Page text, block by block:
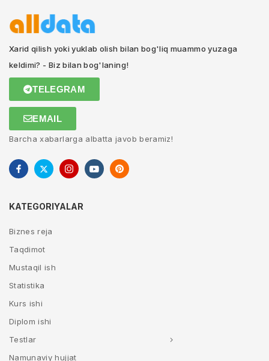
Xarid qilish yoki yuklab olish bilan bog'liq muammo yuzaga
keldimi? - Biz bilan bog'laning!
TELEGRAM
EMAIL
Barcha xabarlarga albatta javob beramiz!
KATEGORIYALAR
Biznes reja
Taqdimot
Mustaqil ish
Statistika
Kurs ishi
Diplom ishi
Testlar
Namunaviy hujjat